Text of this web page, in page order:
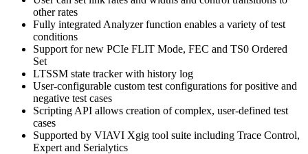
other rates
Fully integrated Analyzer function enables a variety of test
conditions
Support for new PCIe FLIT Mode, FEC and TS0 Ordered
Set
LTSSM state tracker with history log
User-configurable custom test configurations for positive and
negative test cases
Scripting API allows creation of complex, user-defined test
cases
Supported by VIAVI Xgig tool suite including Trace Control,
Expert and Serialytics